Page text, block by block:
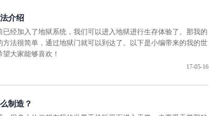
介绍
经加入了地狱系统，我们可以进入地狱进行生存体验了。那我的
法很简单，通过地狱门就可以到达了。以下是小编带来的我的世
大家能够喜欢！
17-05-16
制造？